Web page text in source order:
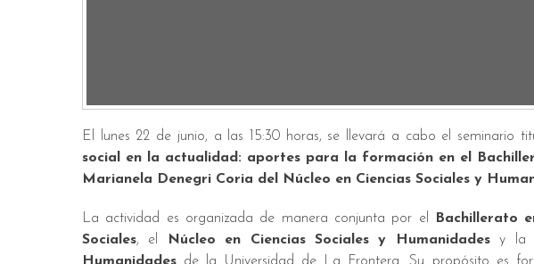
El lunes 22 de junio, a las 15:30 horas, se llevará a cabo el seminario
social en la actualidad: aportes para la formación en el
Marianela Denegri Coria del Núcleo en Ciencias Sociales y
La actividad es organizada de manera conjunta por el Bachillerato
Sociales, el Núcleo en Ciencias Sociales y Humanidadesy la
Humanidades de la Universidad de La Frontera. Su propósito es